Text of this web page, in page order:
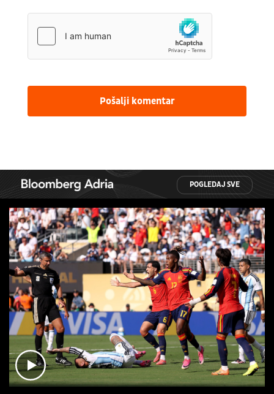
Pošalji komentar
POGLEDAJ SVE